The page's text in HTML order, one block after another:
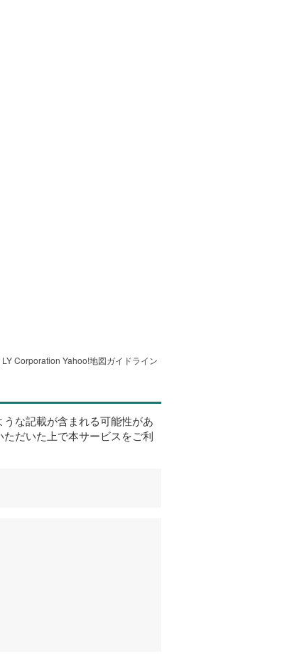
LY Corporation Yahoo!地図ガイドライン
な記載が含まれる可能性があ
だいた上で本サービスをご利